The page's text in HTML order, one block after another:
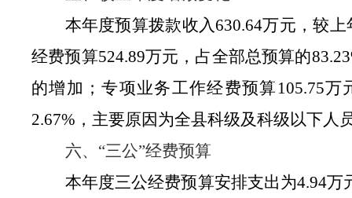
本年度预算拨款收入630.64万元，较
经费预算524.89万元，占全部总预算的
的增加；专项业务工作经费预算105.75
2.67%，主要原因为全县科级及科级以下人
六、 “三公”经费预算
本年度三公经费预算安排支出为4.94万